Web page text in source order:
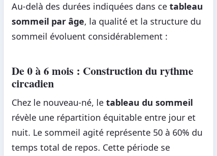
Au-delà des durées indiquées dans ce tableau
sommeil par âge, la qualité et la structure du
sommeil évoluent considérablement :
De 0 à 6 mois : Construction du rythme
circadien
Chez le nouveau-né, le tableau du sommeil
révèle une répartition équitable entre jour et
nuit. Le sommeil agité représente 50 à 60% du
temps total de repos. Cette période se